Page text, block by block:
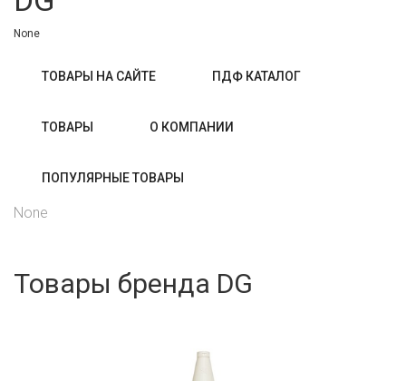
None
ТОВАРЫ НА САЙТЕ ПДФ КАТАЛОГ
ТОВАРЫ О КОМПАНИИ
ПОПУЛЯРНЫЕ ТОВАРЫ
None
Товары бренда DG